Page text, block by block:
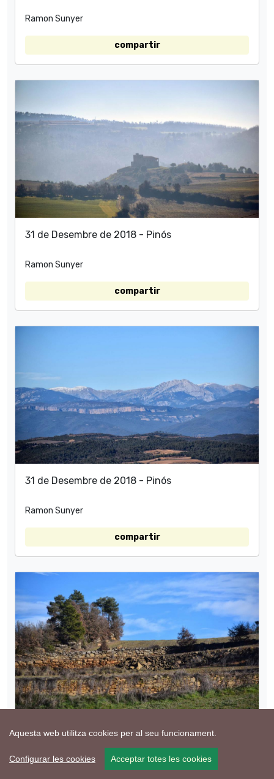
Aquesta web utilitza cookies per al seu funcionament.
Configurar les cookies Acceptar totes les cookies
Ramon Sunyer
compartir
31 de Desembre de 2018 - Pinós
Ramon Sunyer
compartir
31 de Desembre de 2018 - Pinós
Ramon Sunyer
compartir
Ramon Sunyer